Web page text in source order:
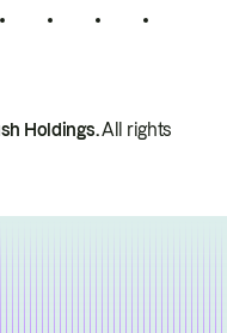
Holdings.All rights